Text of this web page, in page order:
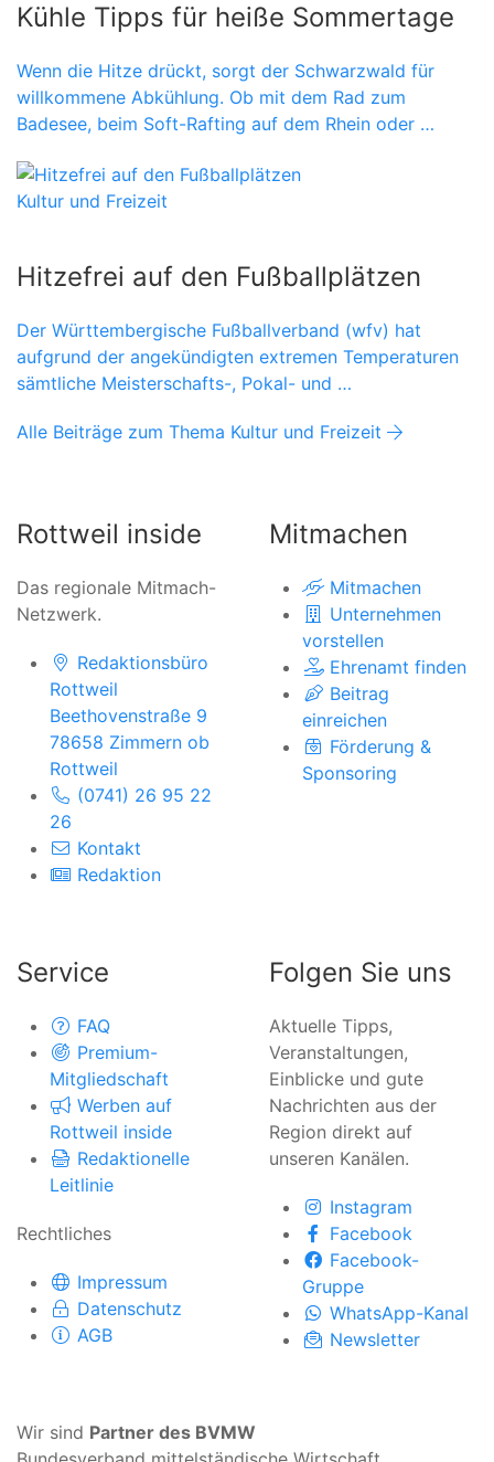
Kühle Tipps für heiße Sommertage
Wenn die Hitze drückt, sorgt der Schwarzwald für
willkommene Abkühlung. Ob mit dem Rad zum
Badesee, beim Soft-Rafting auf dem Rhein oder …
Kultur und Freizeit
Hitzefrei auf den Fußballplätzen
Der Württembergische Fußballverband (wfv) hat
aufgrund der angekündigten extremen Temperaturen
sämtliche Meisterschafts-, Pokal- und …
Alle Beiträge zum Thema Kultur und Freizeit
Rottweil inside
Das regionale Mitmach-
Netzwerk.
Redaktionsbüro
Rottweil
Beethovenstraße 9
78658 Zimmern ob
Rottweil
(0741) 26 95 22
26
Kontakt
Redaktion
Mitmachen
Mitmachen
Unternehmen
vorstellen
Ehrenamt finden
Beitrag
einreichen
Förderung &
Sponsoring
Service
FAQ
Premium-
Mitgliedschaft
Werben auf
Rottweil inside
Redaktionelle
Leitlinie
Rechtliches
Impressum
Datenschutz
AGB
Folgen Sie uns
Aktuelle Tipps,
Veranstaltungen,
Einblicke und gute
Nachrichten aus der
Region direkt auf
unseren Kanälen.
Instagram
Facebook
Facebook-
Gruppe
WhatsApp-Kanal
Newsletter
Wir sind Partner des BVMW